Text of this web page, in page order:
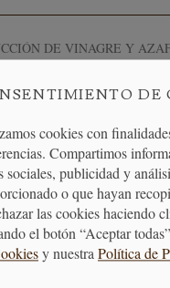
ENTREGA
24/48H
DE
cookies con
Compartimos
sociales, publicidad y
o que hayan
las cookies haciendo
el botón “Aceptar
y nuestraPolítica de